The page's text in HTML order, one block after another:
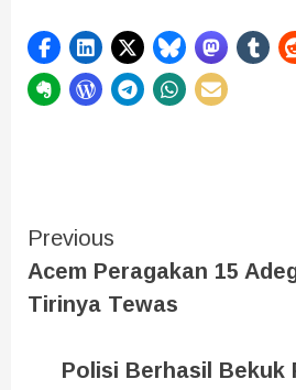
Previous
Acem Peragakan 15
Tirinya Tewas
Polisi Berhasil Bekuk